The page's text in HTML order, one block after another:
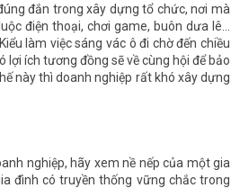
đắn trong xây dựng tổ chức, nơi mà
điện thoại, chơi game, buôn dưa lê…
làm việc sáng vác ô đi chờ đến chiều
lợi ích tương đồng sẽ về cùng hội để bảo
này thì doanh nghiệp rất khó xây dựng
nghiệp, hãy xem nề nếp của một gia
đình có truyền thống vững chắc trong